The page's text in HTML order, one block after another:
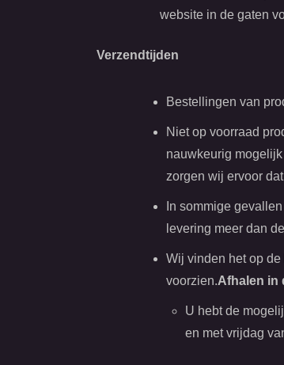
website in de gaten
Verzendtijden
Bestellingen van
Niet op voorraad
nauwkeurig
zorgen wij ervoor
In sommige
levering meer dan
Wij vinden het op
voorzien.Afhalen in
U hebt de
en met vrijdag